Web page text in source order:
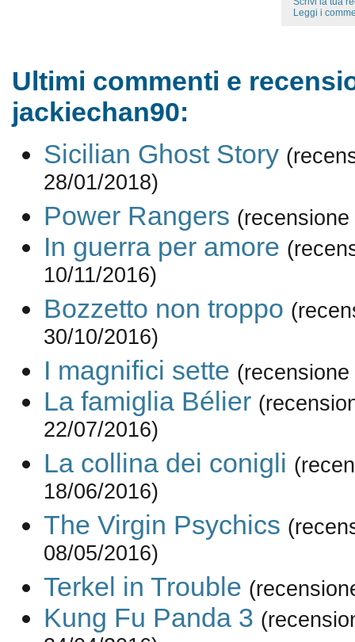
Leggi i
Ultimi commenti e
jackiechan90:
Sicilian Ghost Story
28/01/2018)
Power Rangers
In guerra per amore
10/11/2016)
Bozzetto non troppo
30/10/2016)
I magnifici sette
La famiglia Bélier
22/07/2016)
La collina dei conigli
18/06/2016)
The Virgin Psychics
08/05/2016)
Terkel in Trouble
Kung Fu Panda 3